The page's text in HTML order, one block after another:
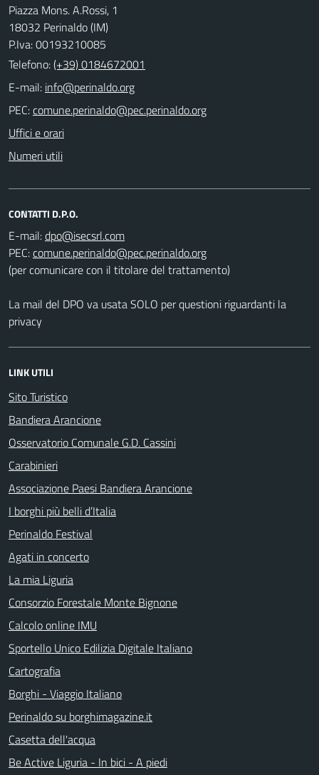
Piazza Mons. A.Rossi, 1
18032 Perinaldo (IM)
P.Iva: 00193210085
Telefono:(+39) 0184672001
E-mail:
PEC:
Uffici e orari
Numeri utili
CONTATTI D.P.O.
E-mail:
PEC:
(per comunicare con il titolare del trattamento)
La mail del DPO va usata SOLO per questioni riguardanti la
privacy
LINK UTILI
Sito Turistico
Bandiera Arancione
Osservatorio Comunale G.D. Cassini
Carabinieri
Associazione Paesi Bandiera Arancione
I borghi più belli d’Italia
Perinaldo Festival
Agati in concerto
La mia Liguria
Consorzio Forestale Monte Bignone
Calcolo online IMU
Sportello Unico Edilizia Digitale Italiano
Cartografia
Borghi - Viaggio Italiano
Perinaldo su borghimagazine.it
Casetta dell'acqua
Be Active Liguria - In bici - A piedi